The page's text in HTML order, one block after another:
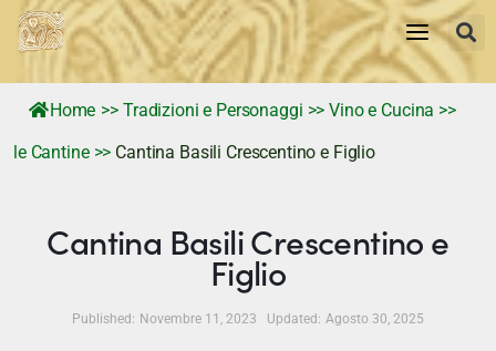
Home
Tradizioni e Personaggi
Territorio
Home >> Tradizioni e Personaggi >> Vino e Cucina >>
le Cantine >> Cantina Basili Crescentino e Figlio
Cantina Basili Crescentino e
Figlio
Published: Novembre 11, 2023 Updated: Agosto 30, 2025